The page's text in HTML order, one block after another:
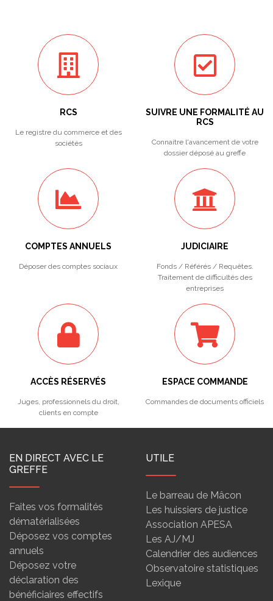
RCS
Le registre du commerce et des
sociétés
SUIVRE UNE FORMALITÉ AU
RCS
Connaitre l'avancement de votre
dossier déposé au greffe
COMPTES ANNUELS
Déposer des comptes sociaux
JUDICIAIRE
Fonds / Référés / Requêtes.
Traitement de difficultés des
entreprises
ACCÈS RÉSERVÉS
Juges, professionnels du droit,
clients en compte
ESPACE COMMANDE
Commandes de documents officiels
EN DIRECT AVEC LE
GREFFE
Faites vos formalités
dématérialisées
Déposez vos comptes
annuels
Déposez votre
déclaration des
bénéficiaires effectifs
UTILE
Le barreau de Mâcon
Les huissiers de justice
Association APESA
Les AJ/MJ
Calendrier des audiences
Observatoire statistiques
Lexique